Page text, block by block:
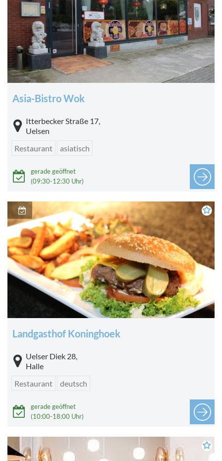
Asia-Bistro Wok
Itterbecker Straße 17,
Uelsen
Restaurant
asiatisch
gerade geöffnet
(09:30-12:30 Uhr)
Landgasthof Koninghoek
Uelser Diek 28,
Halle
Restaurant
deutsch
gerade geöffnet
(10:00-18:00 Uhr)